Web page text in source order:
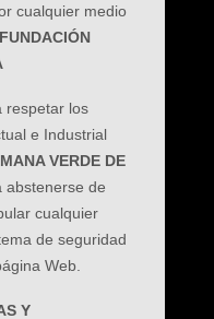
cualquier medio
FUNDACIÓN
respetar los
e Industrial
VERDE DE
abstenerse de
cualquier
de seguridad
Web.
Y